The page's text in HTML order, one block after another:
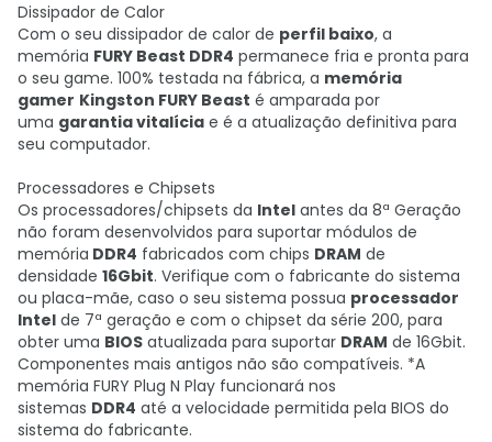
Dissipador de Calor
Com o seu dissipador de calor de perfil baixo, a
memória FURY Beast DDR4 permanece fria e pronta para
o seu game. 100% testada na fábrica, a memória
gamer Kingston FURY Beast é amparada por
uma garantia vitalícia e é a atualização definitiva para
seu computador.
Processadores e Chipsets
Os processadores/chipsets da Intel antes da 8ª Geração
não foram desenvolvidos para suportar módulos de
memória DDR4 fabricados com chips DRAM de
densidade 16Gbit. Verifique com o fabricante do sistema
ou placa-mãe, caso o seu sistema possua processador
Intel de 7ª geração e com o chipset da série 200, para
obter uma BIOS atualizada para suportar DRAM de 16Gbit.
Componentes mais antigos não são compatíveis. *A
memória FURY Plug N Play funcionará nos
sistemas DDR4 até a velocidade permitida pela BIOS do
sistema do fabricante.